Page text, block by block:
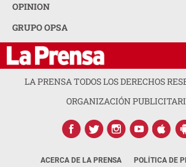
OPINION
GRUPO OPSA
LA PRENSA TODOS LOS DERECHOS
ORGANIZACIÓN
ACERCA DE LA PRENSA POLÍTICA DE